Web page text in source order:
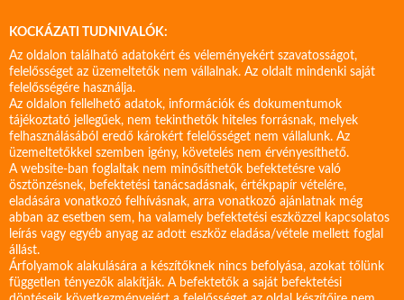
KOCKÁZATI TUDNIVALÓK:
Az oldalon található adatokért és véleményekért szavatosságot,
felelősséget az üzemeltetők nem vállalnak. Az oldalt mindenki saját
felelősségére használja.
Az oldalon fellelhető adatok, információk és dokumentumok
tájékoztató jellegűek, nem tekinthetők hiteles forrásnak, melyek
felhasználásából eredő károkért felelősséget nem vállalunk. Az
üzemeltetőkkel szemben igény, követelés nem érvényesíthető.
A website-ban foglaltak nem minősíthetők befektetésre való
ösztönzésnek, befektetési tanácsadásnak, értékpapír vételére,
eladására vonatkozó felhívásnak, arra vonatkozó ajánlatnak még
abban az esetben sem, ha valamely befektetési eszközzel kapcsolatos
leírás vagy egyéb anyag az adott eszköz eladása/vétele mellett foglal
állást.
Árfolyamok alakulására a készítőknek nincs befolyása, azokat tőlünk
független tényezők alakítják. A befektetők a saját befektetési